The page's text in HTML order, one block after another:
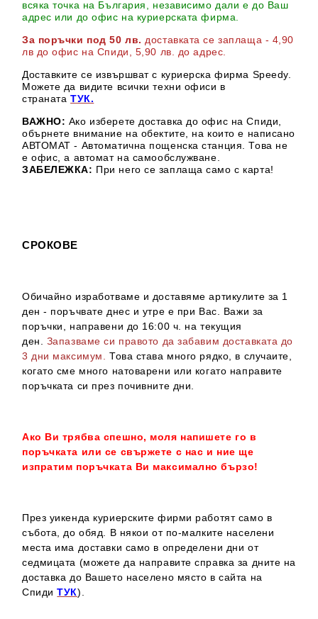
всяка точка на България, независимо дали е до Ваш
адрес или до офис на куриерската фирма.
За поръчки под 50 лв. доставката се заплаща - 4,90
лв до офис на Спиди
, 5,90 лв. до адрес
Доставките се извършват с куриерска фирма Speedy.
Можете да видите всички техни офиси в
страната ТУК.
ВАЖНО: Ако изберете доставка до офис на Спиди,
обърнете внимание на обектите, на които е написано
АВТОМАТ - Автоматична пощенска станция. Това не
е офис, а автомат на самообслужване.
ЗАБЕЛЕЖКА: При него се заплаща само с карта!
СРОКОВЕ
Обичайно изработваме и доставяме артикулите за 1
ден - поръчвате днес и утре е при Вас. Важи за
поръчки, направени до 16:00 ч. на текущия
ден. Запазваме си правото да забавим доставката до
3 дни максимум.
Това става много рядко, в случаите,
когато сме много натоварени или когато направите
поръчката си през почивните дни.
Ако Ви трябва спешно, моля напишете го в
поръчката или се свържете с нас и ние ще
изпратим поръчката Ви максимално бързо!
През уикенда куриерските фирми работят само в
събота, до обяд. В някои от по-малките населени
места има доставки само в определени дни от
седмицата (можете да направите справка за дните на
доставка до Вашето населено място в сайта на
СпидиТУК).